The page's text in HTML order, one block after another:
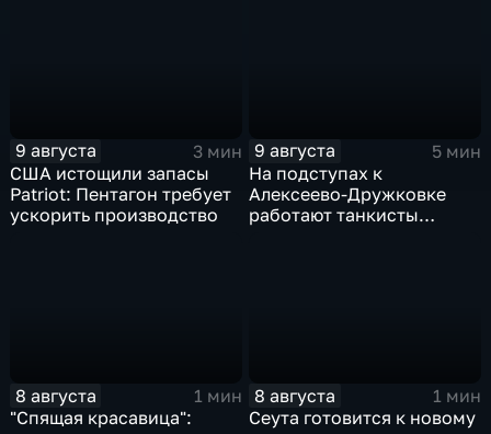
9 августа
3 мин
США истощили запасы
Patriot: Пентагон требует
ускорить производство
9 августа
5 мин
На подступах к
Алексеево-Дружковке
работают танкисты
8 августа
1 мин
"Спящая красавица":
8 августа
1 мин
Сеута готовится к новому